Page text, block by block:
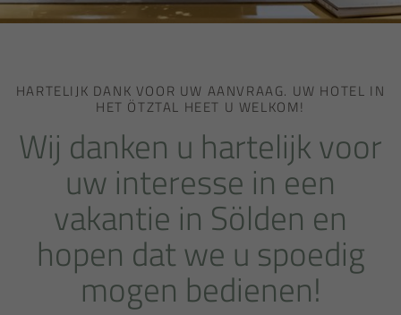
HARTELIJK DANK VOOR UW AANVRAAG. UW HOTEL IN
HET ÖTZTAL HEET U WELKOM!
Wij danken u hartelijk voor
uw interesse in een
vakantie in Sölden en
hopen dat we u spoedig
mogen bedienen!